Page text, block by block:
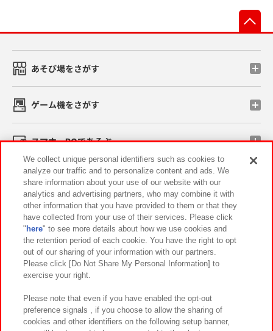
あそび場をさがす
ゲーム機をさがす
スマホ・PCであそぶ
イベント・キャンペーン
関連会社 サステナビリティ サイトポリシー
プライバシーポリシー ウェブアクセシビリティ方針と検証結果
お取引先さまとともに
カスタマーハラスメント対応方針 よくあるご質問・お問い合わせ
We collect unique personal identifiers such as cookies to
analyze our traffic and to personalize content and ads. We
share information about your use of our website with our
analytics and advertising partners, who may combine it with
other information that you have provided to them or that they
have collected from your use of their services. Please click
" here" to see more details about how we use cookies and
the retention period of each cookie. You have the right to opt
out of our sharing of your information with our partners.
Please click [Do Not Share My Personal Information] to
exercise your right.
Please note that even if you have enabled the opt-out
preference signals , if you choose to allow the sharing of
cookies and other identifiers on the following setup banner,